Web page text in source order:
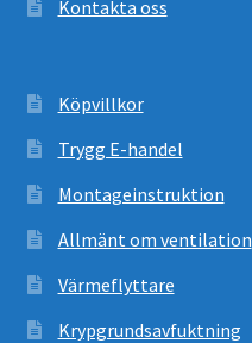
Kontakta oss
Köpvillkor
Trygg E-handel
Montageinstruktion
Allmänt om ventilation
Värmeflyttare
Krypgrundsavfuktning